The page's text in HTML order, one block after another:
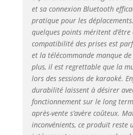
ET
peut
et sa connexion Bluetooth
pratique pour les
quelques points méritent
compatibilité des prises est
et la télécommande manque
plus, il est regrettable que la
lors des sessions de karaoké.
durabilité laissent à désirer
fonctionnement sur le long
après-vente s’avère coûteux.
inconvénients, ce produit reste